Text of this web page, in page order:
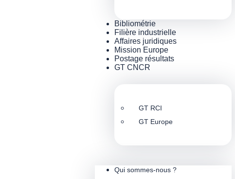
Bibliométrie
Filière industrielle
Affaires juridiques
Mission Europe
Postage résultats
GT CNCR
GT RCI
GT Europe
Qui sommes-nous ?